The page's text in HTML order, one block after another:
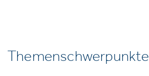
Themenschwerpunkte